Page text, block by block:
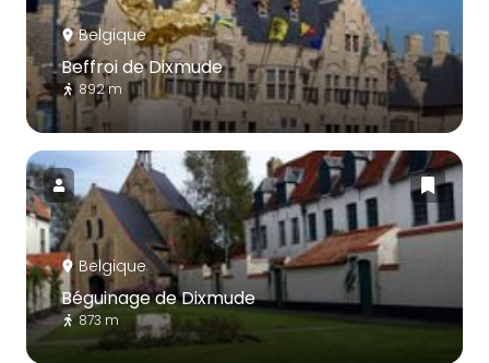
Belgique
Beffroi de Dixmude
892 m
Belgique
Béguinage de Dixmude
873 m